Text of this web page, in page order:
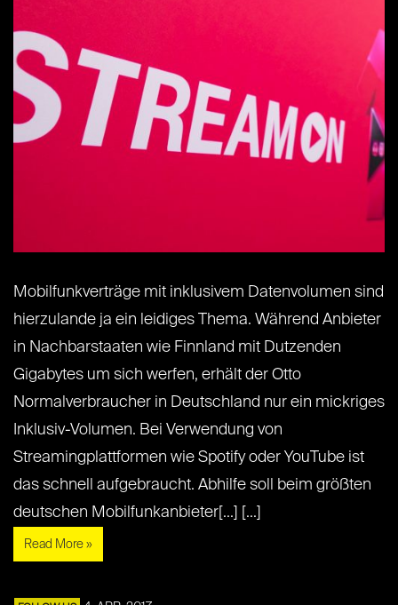
Mobilfunkverträge mit inklusivem Datenvolumen sind
hierzulande ja ein leidiges Thema. Während Anbieter
in Nachbarstaaten wie Finnland mit Dutzenden
Gigabytes um sich werfen, erhält der Otto
Normalverbraucher in Deutschland nur ein mickriges
Inklusiv-Volumen. Bei Verwendung von
Streamingplattformen wie Spotify oder YouTube ist
das schnell aufgebraucht. Abhilfe soll beim größten
deutschen Mobilfunkanbieter[...] [...]
Read More »